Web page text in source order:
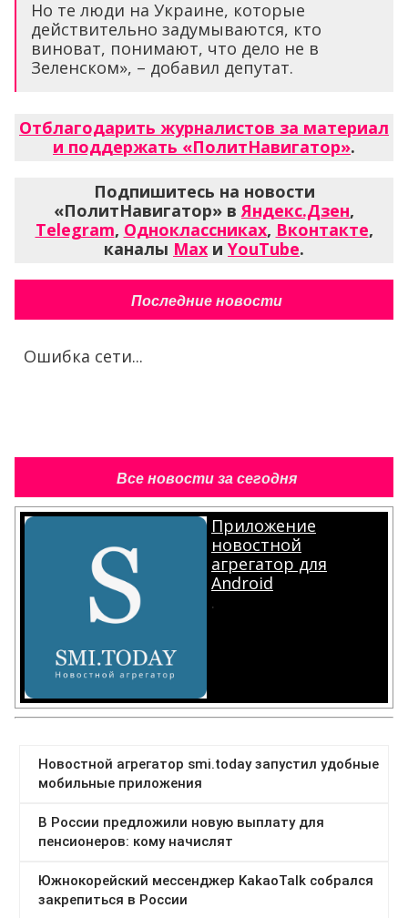
Но те люди на Украине, которые
действительно задумываются, кто
виноват, понимают, что дело не в
Зеленском», – добавил депутат.
Отблагодарить журналистов за материал
и поддержать «ПолитНавигатор».
Подпишитесь на новости
«ПолитНавигатор» в Яндекс.Дзен,
Telegram, Одноклассниках, Вконтакте,
каналы Max и YouTube.
Последние новости
Ошибка сети...
Все новости за сегодня
Приложение
новостной
агрегатор для
Android
.